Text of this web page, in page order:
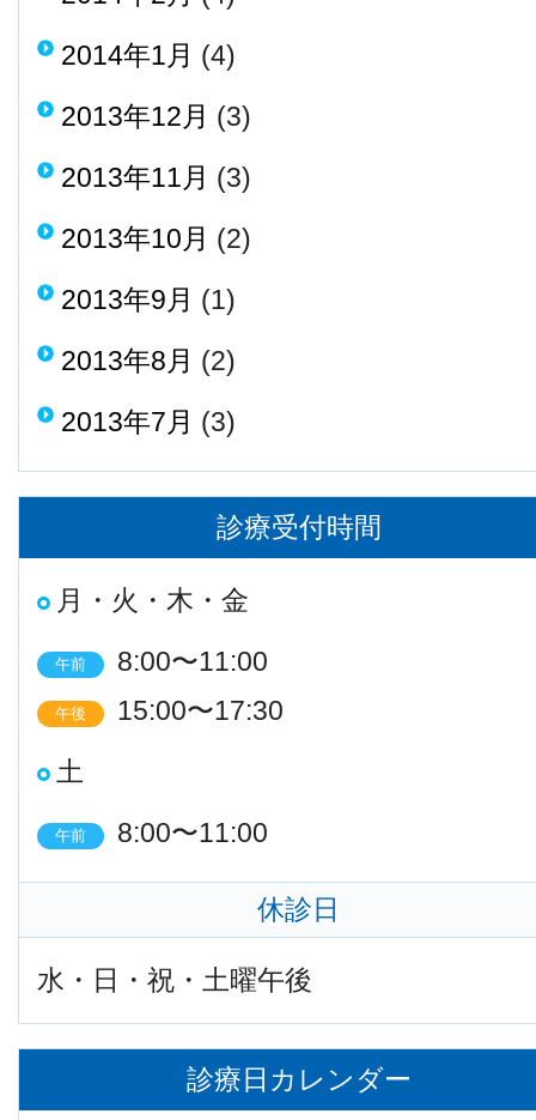
2014年1月 (4)
2013年12月 (3)
2013年11月 (3)
2013年10月 (2)
2013年9月 (1)
2013年8月 (2)
2013年7月 (3)
診療受付時間
月・火・木・金
午前 8:00〜11:00
午後
15:00〜17:30
土
午前 8:00〜11:00
休診日
水・日・祝・土曜午後
診療日カレンダー